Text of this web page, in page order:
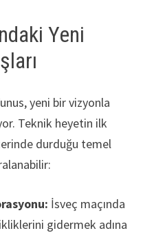
Yeni
yeni bir vizyonla
Teknik heyetin ilk
durduğu temel
İsveç maçında
gidermek adına